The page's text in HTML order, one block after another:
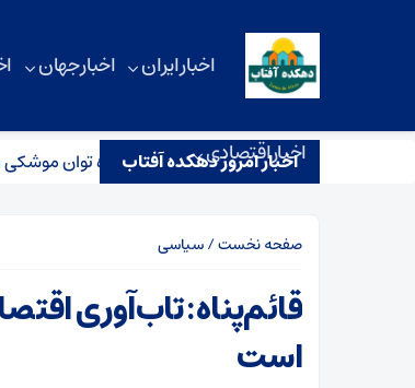
اخبار ایران اخبار جهان
اخبار اقتصادی
اخبار امروز دهکده آفتاب
به آمریکا اعتماد نداریم؛ درباره توان موشکی مذاکره
صفحه نخست/سیاسی
قائم‌پناه: تاب‌آوری
است